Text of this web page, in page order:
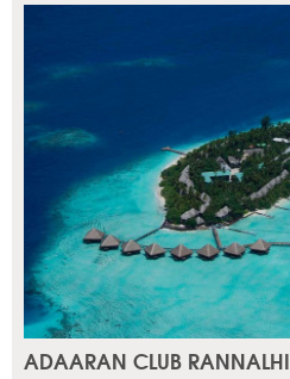
ADAARAN CLUB RANNALHI